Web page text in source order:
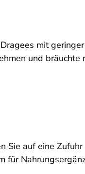
mit
und bräuchte
Sie auf eine
für